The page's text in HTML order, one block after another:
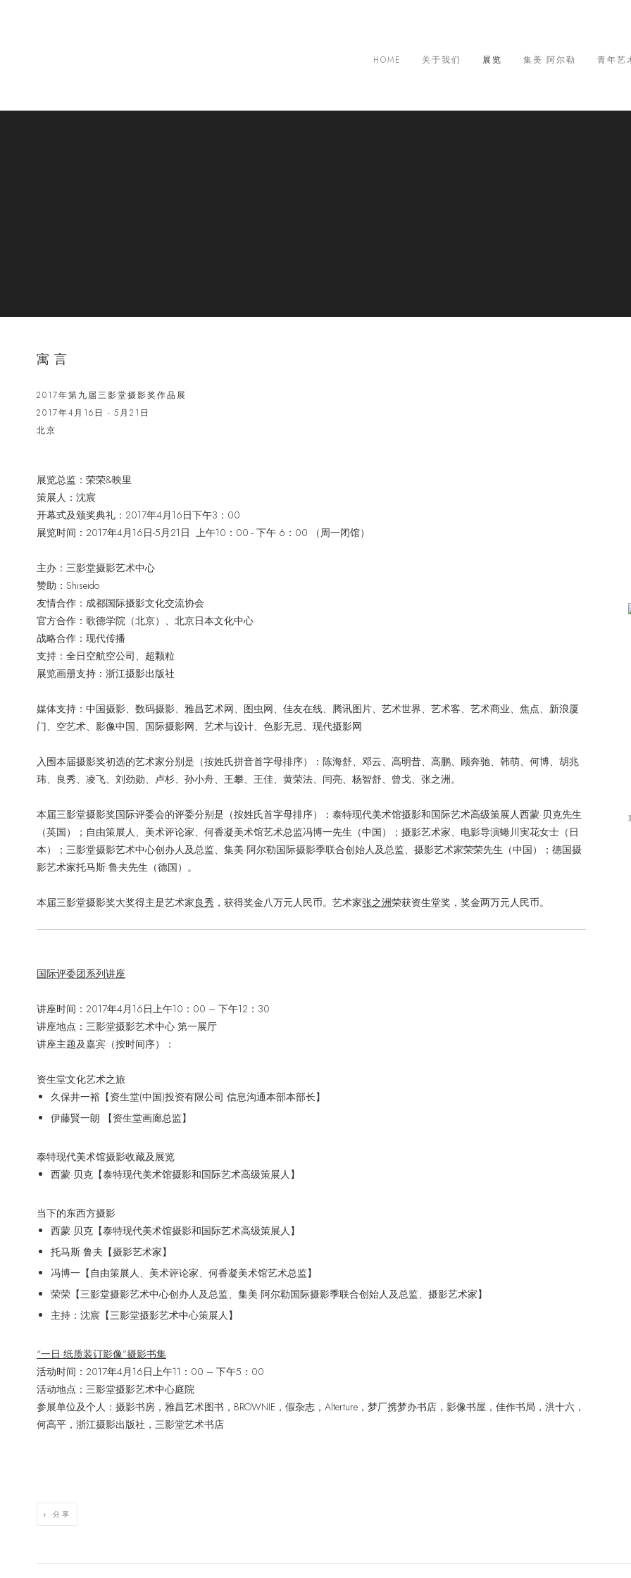
HOME 关于我们 展览 集美·阿尔勒 青年艺
寓言
2017年第九届三影堂摄影奖作品展
2017年4月16日 - 5月21日
北京
展览总监：荣荣&映里
策展人：沈宸
开幕式及颁奖典礼：2017年4月16日下午3：00
展览时间：2017年4月16日-5月21日 上午10：00 - 下午 6：00 （周一闭馆）
主办：三影堂摄影艺术中心
赞助：Shiseido
友情合作：成都国际摄影文化交流协会
官方合作：歌德学院（北京）、北京日本文化中心
战略合作：现代传播
支持：全日空航空公司、超颗粒
展览画册支持：浙江摄影出版社
媒体支持：中国摄影、数码摄影、雅昌艺术网、图虫网、佳友在线、腾讯图片、艺术世界、艺术客、艺术商业、焦点、新浪厦
门、空艺术、影像中国、国际摄影网、艺术与设计、色影无忌、现代摄影网
入围本届摄影奖初选的艺术家分别是（按姓氏拼音首字母排序）：陈海舒、邓云、高明昔、高鹏、顾奔驰、韩萌、何博、胡兆
玮、良秀、凌飞、刘劲勋、卢杉、孙小舟、王攀、王佳、黄荣法、闫亮、杨智舒、曾戈、张之洲。
本届三影堂摄影奖国际评委会的评委分别是（按姓氏首字母排序）：泰特现代美术馆摄影和国际艺术高级策展人西蒙·贝克先生
（英国）；自由策展人、美术评论家、何香凝美术馆艺术总监冯博一先生（中国）；摄影艺术家、电影导演蜷川実花女士（日
本）；三影堂摄影艺术中心创办人及总监、集美·阿尔勒国际摄影季联合创始人及总监、摄影艺术家荣荣先生（中国）；德国摄
影艺术家托马斯·鲁夫先生（德国）。
本届三影堂摄影奖大奖得主是艺术家良秀 ，获得奖金八万元人民币。艺术家张之洲荣获资生堂奖，奖金两万元人民币。
国际评委团系列讲座
讲座时间：2017年4月16日上午10：00 – 下午12：30
讲座地点：三影堂摄影艺术中心 第一展厅
讲座主题及嘉宾（按时间序）：
资生堂文化艺术之旅
久保井一裕【资生堂(中国)投资有限公司 信息沟通本部本部长】
伊藤賢一朗 【资生堂画廊总监】
泰特现代美术馆摄影收藏及展览
西蒙·贝克【泰特现代美术馆摄影和国际艺术高级策展人】
当下的东西方摄影
西蒙·贝克【泰特现代美术馆摄影和国际艺术高级策展人】
托马斯·鲁夫【摄影艺术家】
冯博一【自由策展人、美术评论家、何香凝美术馆艺术总监】
荣荣【三影堂摄影艺术中心创办人及总监、集美·阿尔勒国际摄影季联合创始人及总监、摄影艺术家】
主持：沈宸【三影堂摄影艺术中心策展人】
“一日·纸质装订影像”摄影书集
活动时间：2017年4月16日上午11：00 – 下午5：00
活动地点：三影堂摄影艺术中心庭院
参展单位及个人：摄影书房，雅昌艺术图书，BROWNIE，假杂志，Alterture，梦厂携梦办书店，影像书屋，佳作书局，洪十六，
何高平，浙江摄影出版社，三影堂艺术书店
分享